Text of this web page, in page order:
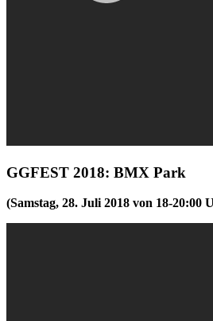
GGFEST 2018: BMX Park
(Samstag, 28. Juli 2018 von 18-20:00